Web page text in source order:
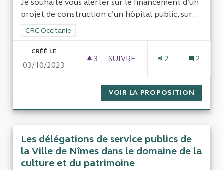
Je souhaite vous alerter sur le financement d’un
projet de construction d’un hôpital public, sur...
Filtrer les résultats de la catégorie : CRC Occitanie
CRC Occitanie
CRÉÉ LE
03/10/2023
3 3 ABONNÉS
SUIVRE
2 2
VOIR LA PROPOSITION
Les délégations de service publics de
la Ville de Nîmes dans le domaine de la
culture et du patrimoine